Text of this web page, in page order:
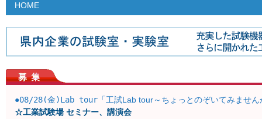
HOME
●08/28(金)Lab tour 「工試Lab tour～ちょっとのぞいてみませ
☆工業試験場 セミナー、講演会